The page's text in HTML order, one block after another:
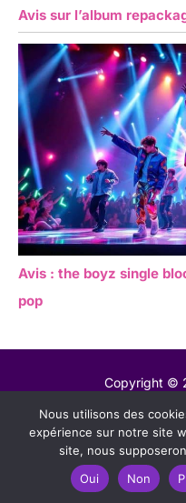
Avis sur l’album
Avis : the boyz single
pop
Copyright ©
Politique
Nous utilisons des
expérience sur notre site
site, nous
Oui
Non